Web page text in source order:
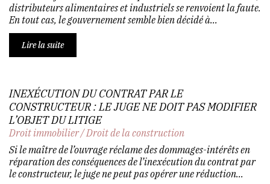
distributeurs alimentaires et industriels se renvoient la faute.
En tout cas, le gouvernement semble bien décidé à...
Lire la suite
INEXÉCUTION DU CONTRAT PAR LE
CONSTRUCTEUR : LE JUGE NE DOIT PAS MODIFIER
L’OBJET DU LITIGE
Droit immobilier/Droit de la construction
Si le maître de l’ouvrage réclame des dommages-intérêts en
réparation des conséquences de l’inexécution du contrat par
le constructeur, le juge ne peut pas opérer une réduction...